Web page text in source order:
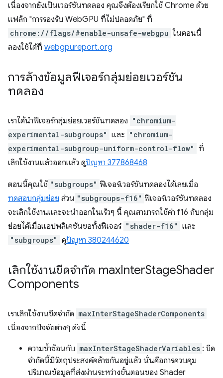
เนื่องจากยังเป็นเวอร์ชันทดลอง คุณจึงต้องเรียกใช้ Chrome ด้วย
แฟล็ก "การรองรับ WebGPU ที่ไม่ปลอดภัย" ที่
chrome://flags/#enable-unsafe-webgpu ในตอนนี้
ลองใช้ได้ที่ webgpureport.org
การล้างข้อมูลฟีเจอร์กลุ่มย่อยเวอร์ชัน
ทดลอง
เราได้นำฟีเจอร์กลุ่มย่อยเวอร์ชันทดลอง "chromium-
experimental-subgroups" และ "chromium-
experimental-subgroup-uniform-control-flow" ที่
เลิกใช้งานแล้วออกแล้ว ดูปัญหา 377868468
ตอนนี้คุณใช้ "subgroups" ฟีเจอร์เวอร์ชันทดลองได้เลยเมื่อ
ทดสอบกลุ่มย่อย ส่วน "subgroups-f16" ฟีเจอร์เวอร์ชันทดลอง
จะเลิกใช้งานและจะนำออกในเร็วๆ นี้ คุณสามารถใช้ค่า f16 กับกลุ่ม
ย่อยได้เมื่อแอปพลิเคชันขอทั้งฟีเจอร์ "shader-f16" และ
"subgroups" ดูปัญหา 380244620
เลิกใช้งานขีดจำกัด maxInterStageShader
Components
เราเลิกใช้งานขีดจำกัด maxInterStageShaderComponents
เนื่องจากปัจจัยต่างๆ ดังนี้
ความซ้ำซ้อนกับ maxInterStageShaderVariables : ขีด
จำกัดนี้มีวัตถุประสงค์คล้ายกันอยู่แล้ว นั่นคือการควบคุม
ปริมาณข้อมูลที่ส่งผ่านระหว่างขั้นตอนของ Shader